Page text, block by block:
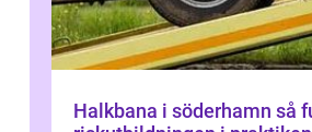
Halkbana i söderhamn så fungerar